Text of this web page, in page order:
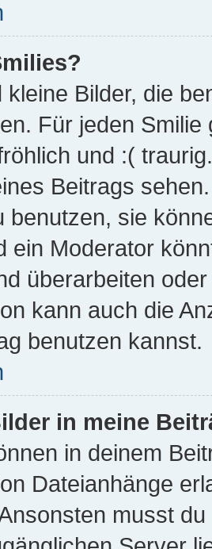
kleine Bilder, die
Für jeden
und :(
Beitrags
benutzen, sie
ein Moderator
überarbeiten
kann auch die
benutzen kannst.
in meine
in deinem
Dateianhänge
musst